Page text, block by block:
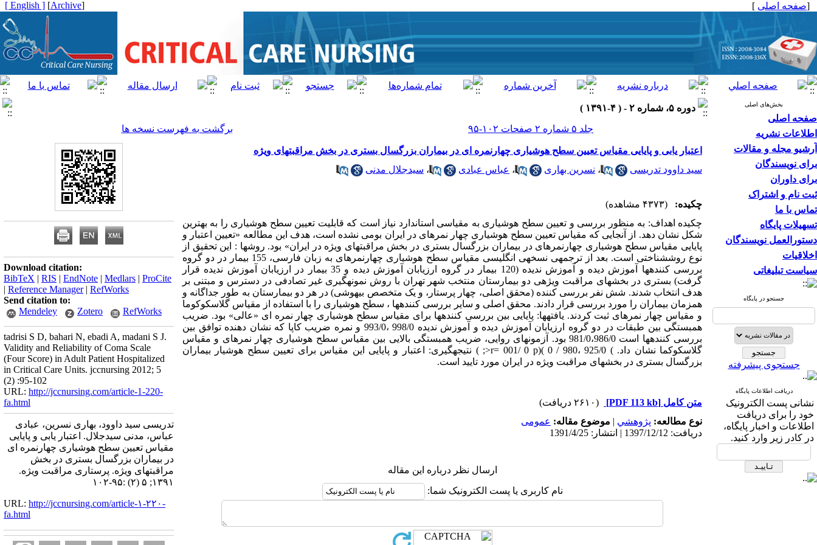
[صفحه اصلی ]
[
Archive
]
[ English ]
بخش‌های اصلی
صفحه اصلی
اطلاعات نشریه
آرشیو مجله و مقالات
برای نویسندگان
برای داوران
ثبت نام و اشتراک
تماس با ما
تسهیلات پایگاه
دستورالعمل نویسندگان
اخلاقیات
سیاست تبلیغاتی
جستجو در پایگاه
جستجوی پیشرفته
دریافت اطلاعات پایگاه
نشانی پست الکترونیک
خود را برای دریافت
اطلاعات و اخبار پایگاه،
در کادر زیر وارد کنید.
دوره ۵، شماره ۲ - ( ۴-۱۳۹۱ )
جلد ۵ شماره ۲ صفحات ۱۰۲-۹۵
برگشت به فهرست نسخه ها
اعتبار یابی و پایایی مقیاس تعیین سطح هوشیاری چهارنمره ای در بیماران بزرگسال بستری در بخش مراقبتهای ویژه
سید داوود تدریسی
، نسرین بهاری ، عباس عبادی ، سیدجلال مدنی
چکیده:
(۴۳۷۳ مشاهده)
چکیده اهداف: به منظور بررسی و تعیین سطح هوشیاری به مقیاسی استاندارد نیاز است که قابلیت تعیین سطح هوشیاری را به بهترین
شکل نشان دهد. از آن­جایی که مقیاس تعیین سطح هوشیاری چهار نمره­ای در ایران بومی نشده است، هدف این مطالعه «تعیین اعتبار و
پایایی مقیاس سطح هوشیاری چهارنمره­ای در بیماران بزرگسال بستری در بخش مراقبت­های ویژه در ایران» بود. روش­ها : این تحقیق از
نوع روش­شناختی است. بعد از ترجمه­ی نسخه­ی انگلیسی مقیاس سطح هوشیاری چهارنمره­ای به زبان فارسی، 155 بیمار در دو گروه
بررسی کننده­ها آموزش دیده و آموزش ندیده (120 بیمار در گروه ارزیابان آموزش دیده و 35 بیمار در ارزیابان آموزش ندیده قرار
گرفت) بستری در بخش­های مراقبت ویژه­ی دو بیمارستان منتخب شهر تهران با روش نمونه­گیری غیر تصادفی در دسترس و مبتنی بر
هدف انتخاب شدند. شش نفر بررسی کننده (محقق اصلی، چهار پرستار، و یک متخصص بی­هوشی) در هر دو بیمارستان به طور جداگانه و
همزمان بیماران را مورد بررسی قرار دادند. محقق اصلی و سایر بررسی کننده­ها ، سطح هوشیاری را با استفاده از مقیاس گلاسکوکوما
و مقیاس چهار نمره­ای ثبت کردند. یافته­ها: پایایی بین بررسی کننده­ها برای مقیاس سطح هوشیاری چهار نمره ای «عالی» بود. ضریب
همبستگی بین طبقات در دو گروه ارزیابان آموزش دیده و آموزش ندیده 998/0 ،993/0 و نمره ضریب کاپا که نشان دهنده توافق بین
بررسی کننده­ها است 981/0،986/0 بود. آزمون­های روایی، ضریب همبستگی بالایی بین مقیاس سطح هوشیاری چهار نمره­ای و مقیاس
گلاسکوکما نشان داد. ) 925/0 ،980 / 0 )(r= 001/ 0 p<; ) نتیجه­گیری: اعتبار و پایایی این مقیاس برای تعیین سطح هوشیار بیماران
بزرگسال بستری در بخش­های مراقبت ویژه در ایران مورد تایید است.
متن کامل [PDF 113 kb]
(۲۶۱۰ دریافت)
نوع مطالعه: پژوهشي | موضوع مقاله: عمومى
دریافت: 1397/12/12 | انتشار: 1391/4/25
ارسال نظر درباره این مقاله
نام کاربری یا پست الکترونیک شما:
Download citation:
BibTeX | RIS | EndNote | Medlars | ProCite
| Reference Manager| RefWorks
Send citation to:
Mendeley
Zotero RefWorks
tadrisi S D, bahari N, ebadi A, madani S J.
Validity and Reliability of Coma Scale
(Four Score) in Adult Patient Hospitalized
in Critical Care Units. jccnursing 2012; 5
(2) :95-102
URL: http://jccnursing.com/article-1-220-
fa.html
تدریسی سید داوود، بهاری نسرین، عبادی
عباس، مدنی سیدجلال. اعتبار یابی و پایایی
مقیاس تعیین سطح هوشیاری چهارنمره ای
در بیماران بزرگسال بستری در بخش
مراقبتهای ویژه. پرستاری مراقبت ویژه.
۱۳۹۱; ۵ (۲) :۹۵-۱۰۲
URL: http://jccnursing.com/article-۱-۲۲۰-
fa.html